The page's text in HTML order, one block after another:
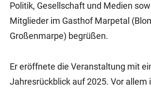
Politik, Gesellschaft und Medien
Mitglieder im Gasthof Marpetal
Großenmarpe) begrüßen.
Er eröffnete die Veranstaltung mit
Jahresrückblick auf 2025. Vor allem